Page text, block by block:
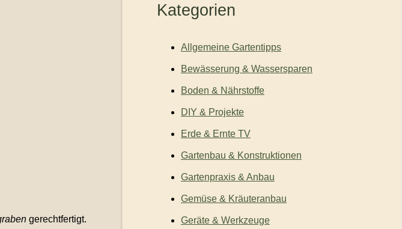
gerechtfertigt.
Kategorien
Allgemeine Gartentipps
Bewässerung & Wassersparen
Boden & Nährstoffe
DIY & Projekte
Erde & Ernte TV
Gartenbau & Konstruktionen
Gartenpraxis & Anbau
Gemüse & Kräuteranbau
Geräte & Werkzeuge